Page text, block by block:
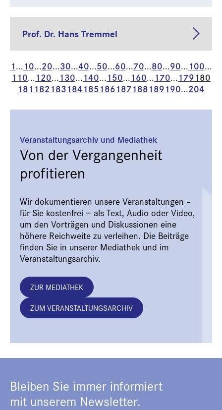
Prof. Dr. Hans Tremmel
1...10...20...30...40...50...60...70...80...90...100...
110...120...130...140...150...160...170...179180
181 182 183184185186187188189190...204
Veranstaltungsarchiv und Mediathek
Von der Vergangenheit
profitieren
Wir dokumentieren unsere Veranstaltungen –
für Sie kostenfrei − als Text, Audio oder Video,
um den Vorträgen und Diskussionen eine
höhere Reichweite zu verleihen. Die Beiträge
finden Sie in unserer Mediathek und im
Veranstaltungsarchiv.
ZUR MEDIATHEK
ZUM VERANSTALTUNGSARCHIV
Bleiben Sie immer informiert
mit unserem Newsletter.